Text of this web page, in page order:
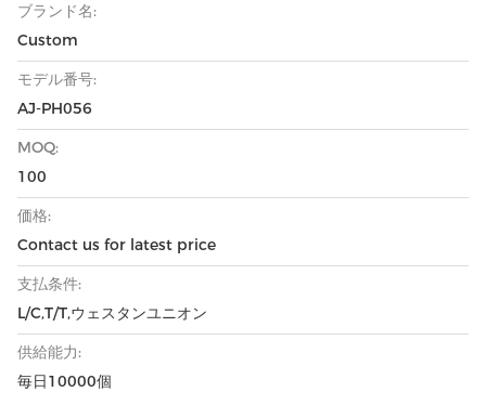
ブランド名:
Custom
モデル番号:
AJ-PH056
MOQ:
100
価格:
Contact us for latest price
支払条件:
L/C,T/T,ウェスタンユニオン
供給能力:
毎日10000個